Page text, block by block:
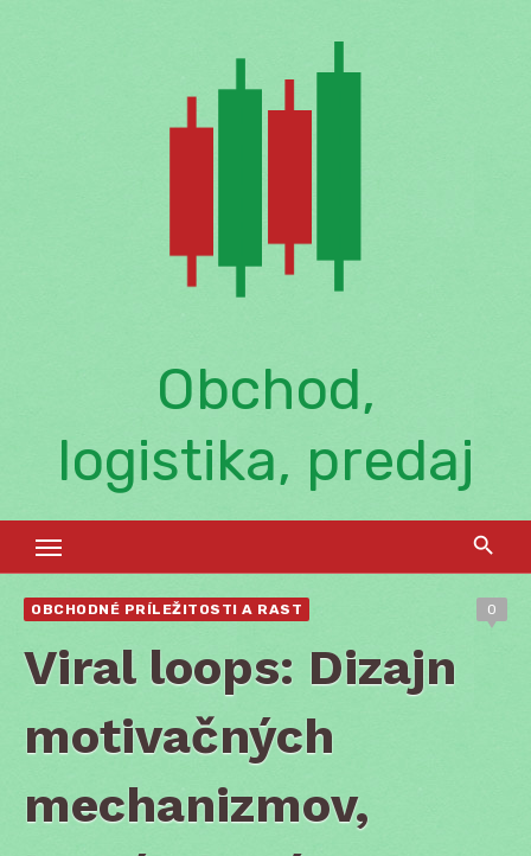
Obchod,
logistika, predaj
OBCHODNÉ PRÍLEŽITOSTI A RAST 0
Viral loops: Dizajn
motivačných
mechanizmov,